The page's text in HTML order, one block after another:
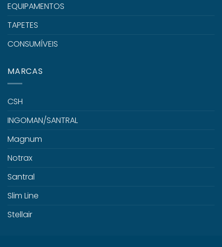
EQUIPAMENTOS
TAPETES
CONSUMÍVEIS
MARCAS
CSH
INGOMAN/SANTRAL
Magnum
Notrax
Santral
Slim Line
Stellair